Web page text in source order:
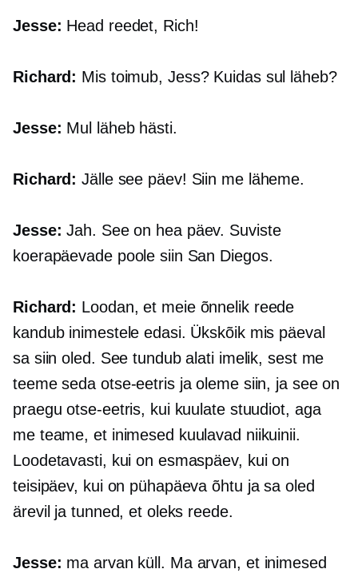
Jesse: Head reedet, Rich!
Richard: Mis toimub, Jess? Kuidas sul läheb?
Jesse: Mul läheb hästi.
Richard: Jälle see päev! Siin me läheme.
Jesse: Jah. See on hea päev. Suviste
koerapäevade poole siin San Diegos.
Richard: Loodan, et meie õnnelik reede
kandub inimestele edasi. Ükskõik mis päeval
sa siin oled. See tundub alati imelik, sest me
teeme seda otse-eetris ja oleme siin, ja see on
praegu otse-eetris, kui kuulate stuudiot, aga
me teame, et inimesed kuulavad niikuinii.
Loodetavasti, kui on esmaspäev, kui on
teisipäev, kui on pühapäeva õhtu ja sa oled
ärevil ja tunned, et oleks reede.
Jesse: ma arvan küll. Ma arvan, et inimesed